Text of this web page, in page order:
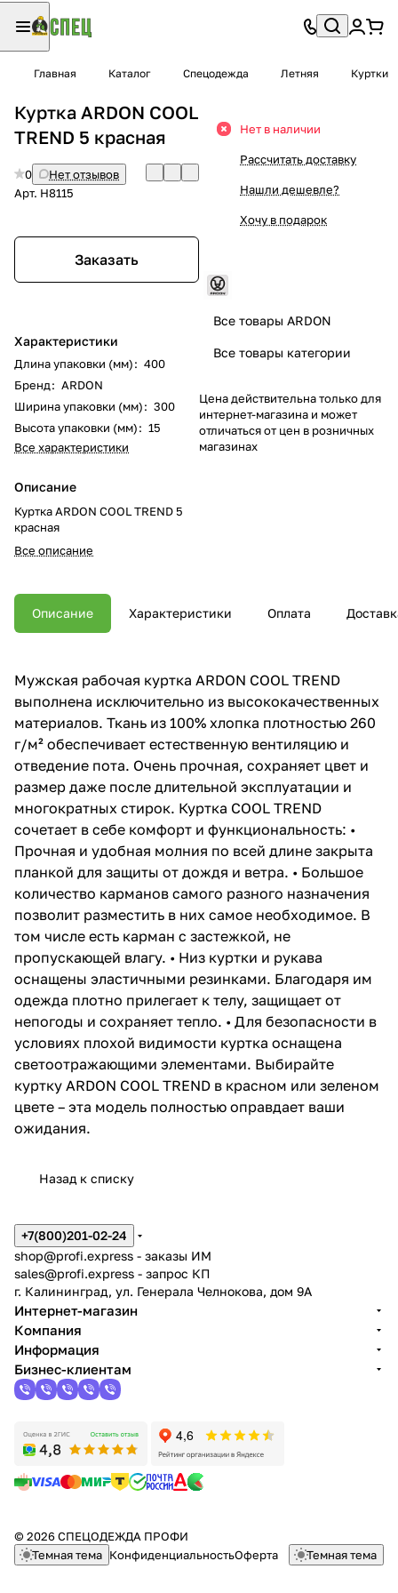
Главная Каталог Спецодежда Летняя Куртки
Куртка ARDON COOL
TREND 5 красная
0
Нет отзывов
Арт. H8115
Заказать
Характеристики
Длина упаковки (мм): 400
Бренд: ARDON
Ширина упаковки (мм): 300
Высота упаковки (мм): 15
Все характеристики
Описание
Куртка ARDON COOL TREND 5
красная
Все описание
Нет в наличии
Рассчитать доставку
Нашли дешевле?
Хочу в подарок
Все товары ARDON
Все товары категории
Цена действительна только для
интернет-магазина и может
отличаться от цен в розничных
магазинах
Описание Характеристики Оплата
Мужская рабочая куртка ARDON COOL TREND
выполнена исключительно из высококачественных
материалов. Ткань из 100% хлопка плотностью 260
г/м² обеспечивает естественную вентиляцию и
отведение пота. Очень прочная, сохраняет цвет и
размер даже после длительной эксплуатации и
многократных стирок. Куртка COOL TREND
сочетает в себе комфорт и функциональность: •
Прочная и удобная молния по всей длине закрыта
планкой для защиты от дождя и ветра. • Большое
количество карманов самого разного назначения
позволит разместить в них самое необходимое. В
том числе есть карман с застежкой, не
пропускающей влагу. • Низ куртки и рукава
оснащены эластичными резинками. Благодаря им
одежда плотно прилегает к телу, защищает от
непогоды и сохраняет тепло. • Для безопасности в
условиях плохой видимости куртка оснащена
светоотражающими элементами. Выбирайте
куртку ARDON COOL TREND в красном или зеленом
цвете – эта модель полностью оправдает ваши
ожидания.
Назад к списку
+7(800)201-02-24
shop@profi.express - заказы ИМ
sales@profi.express - запрос КП
г. Калининград, ул. Генерала Челнокова, дом 9A
Интернет-магазин
Компания
Информация
Бизнес-клиентам
© 2026 СПЕЦОДЕЖДА ПРОФИ
Темная тема КонфиденциальностьОферта Темная тема